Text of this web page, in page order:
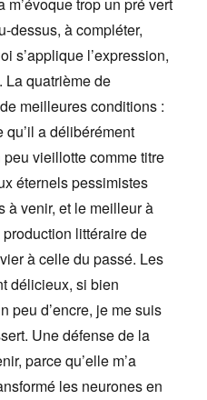
m’évoque trop un pré vert
dessus, à compléter,
s’applique l’expression,
La quatrième de
meilleures conditions :
qu’il a délibérément
vieillotte comme titre
éternels pessimistes
à venir, et le meilleur à
littéraire de
à celle du passé. Les
délicieux, si bien
peu d’encre, je me suis
Une défense de la
parce qu’elle m’a
les neurones en